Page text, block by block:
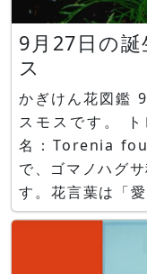
9月27日の
ス
かぎけん花図鑑
スモスです。 トレニア トレニア（Torenia、学
名：Torenia
で、ゴマノハグ
す。花言葉は「愛敬、
モス（Cosmos
一年草です。花